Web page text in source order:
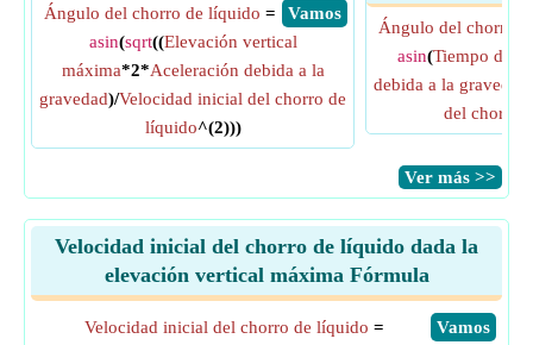
​ Vamos
Ángulo del chorro de líquido =
asin(sqrt((Elevación vertical
máxima*2*Aceleración debida a la
gravedad)/Velocidad inicial del chorro de
líquido^(2)))
Ángulo del chorro
asin(Tiempo de
debida a la gravedad
del chorro
​Ver más >>
Velocidad inicial del chorro de líquido dada la
elevación vertical máxima Fórmula
​Vamos
Velocidad inicial del chorro de líquido =